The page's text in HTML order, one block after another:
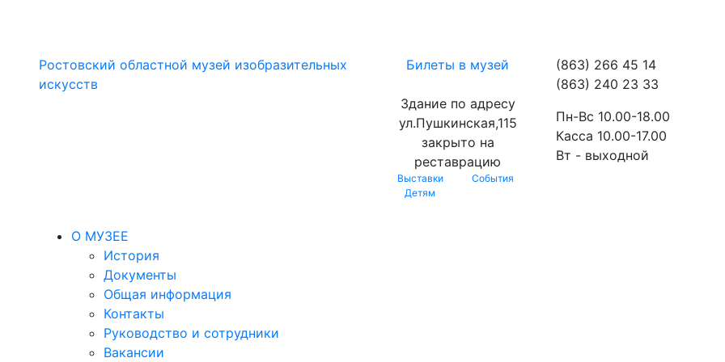
Ростовский областной музей изобразительных
искусств
Билеты в музей
Здание по адресу
ул.Пушкинская,115
закрыто на
реставрацию
Выставки
События
Детям
(863) 266 45 14
(863) 240 23 33
Пн-Вс 10.00-18.00
Касса 10.00-17.00
Вт - выходной
О МУЗЕЕ
История
Документы
Общая информация
Контакты
Руководство и сотрудники
Вакансии